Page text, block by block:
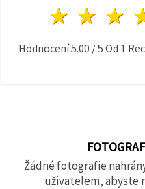
2
1
Hodnocení5.00 /5 Od 1
Žádné fotografie
uživatelem, abyste